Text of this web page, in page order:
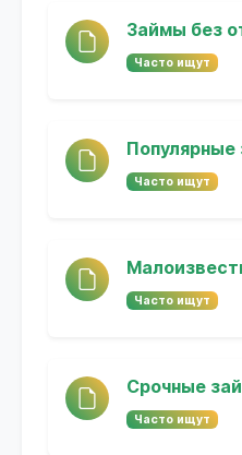
Займы без
Часто ищут
Часто ищут
Часто ищут
Срочные
Часто ищут